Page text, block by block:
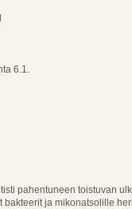
6.1.
pahentuneen toistuvan
ja mikonatsolille